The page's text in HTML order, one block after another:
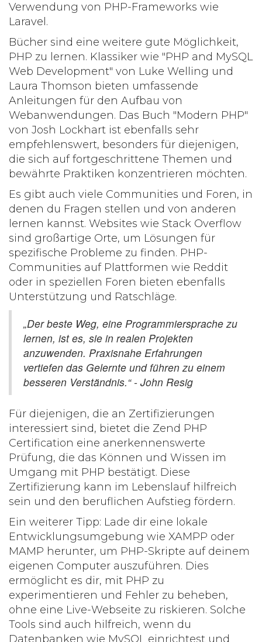
Verwendung von PHP-Frameworks wie
Laravel.
Bücher sind eine weitere gute Möglichkeit,
PHP zu lernen. Klassiker wie "PHP and MySQL
Web Development" von Luke Welling und
Laura Thomson bieten umfassende
Anleitungen für den Aufbau von
Webanwendungen. Das Buch "Modern PHP"
von Josh Lockhart ist ebenfalls sehr
empfehlenswert, besonders für diejenigen,
die sich auf fortgeschrittene Themen und
bewährte Praktiken konzentrieren möchten.
Es gibt auch viele Communities und Foren, in
denen du Fragen stellen und von anderen
lernen kannst. Websites wie Stack Overflow
sind großartige Orte, um Lösungen für
spezifische Probleme zu finden. PHP-
Communities auf Plattformen wie Reddit
oder in speziellen Foren bieten ebenfalls
Unterstützung und Ratschläge.
„Der beste Weg, eine Programmiersprache zu
lernen, ist es, sie in realen Projekten
anzuwenden. Praxisnahe Erfahrungen
vertiefen das Gelernte und führen zu einem
besseren Verständnis.“ - John Resig
Für diejenigen, die an Zertifizierungen
interessiert sind, bietet die Zend PHP
Certification eine anerkennenswerte
Prüfung, die das Können und Wissen im
Umgang mit PHP bestätigt. Diese
Zertifizierung kann im Lebenslauf hilfreich
sein und den beruflichen Aufstieg fördern.
Ein weiterer Tipp: Lade dir eine lokale
Entwicklungsumgebung wie XAMPP oder
MAMP herunter, um PHP-Skripte auf deinem
eigenen Computer auszuführen. Dies
ermöglicht es dir, mit PHP zu
experimentieren und Fehler zu beheben,
ohne eine Live-Webseite zu riskieren. Solche
Tools sind auch hilfreich, wenn du
Datenbanken wie MySQL einrichtest und